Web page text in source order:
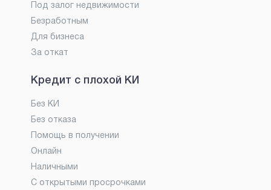
Под залог недвижимости
Безработным
Для бизнеса
За откат
Кредит с плохой КИ
Без КИ
Без отказа
Помощь в получении
Онлайн
Наличными
С открытыми просрочками